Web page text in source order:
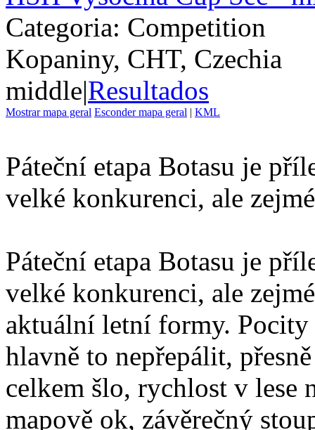
Categoria: Competition
Kopaniny, CHT, Czechia
middle|Resultados
Mostrar mapa geral Esconder mapa geral | KML
Páteční etapa Botasu je
velké konkurenci, ale
Páteční etapa Botasu je
velké konkurenci, ale
aktuální letní formy.
hlavně to nepřepálit,
celkem šlo, rychlost v lese
mapově ok, závěrečný